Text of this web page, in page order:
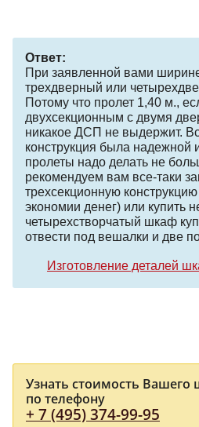
Ответ:
При заявленной вами
трехдверный или
Потому что пролет 1,40 м.,
двухсекционным с двумя
никакое ДСП не выдержит.
конструкция была надежной
пролеты надо делать не
рекомендуем вам все-таки
трехсекционную
экономии денег) или купить
четырехстворчатый шкаф
отвести под вешалки и две
Изготовление деталей
Узнать стоимость
по телефону
+ 7 (495) 374-99-95